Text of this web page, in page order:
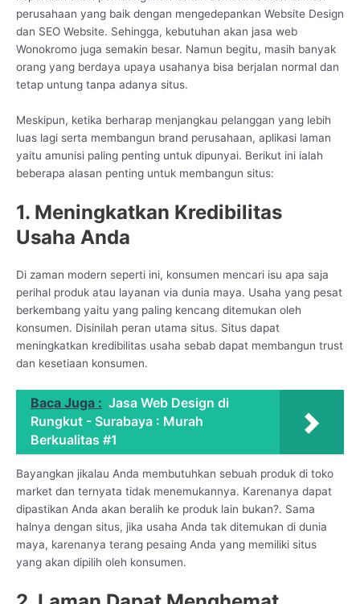
perusahaan yang baik dengan mengedepankan Website Design
dan SEO Website. Sehingga, kebutuhan akan jasa web
Wonokromo juga semakin besar. Namun begitu, masih banyak
orang yang berdaya upaya usahanya bisa berjalan normal dan
tetap untung tanpa adanya situs.
Meskipun, ketika berharap menjangkau pelanggan yang lebih
luas lagi serta membangun brand perusahaan, aplikasi laman
yaitu amunisi paling penting untuk dipunyai. Berikut ini ialah
beberapa alasan penting untuk membangun situs:
1. Meningkatkan Kredibilitas
Usaha Anda
Di zaman modern seperti ini, konsumen mencari isu apa saja
perihal produk atau layanan via dunia maya. Usaha yang pesat
berkembang yaitu yang paling kencang ditemukan oleh
konsumen. Disinilah peran utama situs. Situs dapat
meningkatkan kredibilitas usaha sebab dapat membangun trust
dan kesetiaan konsumen.
Baca Juga : Jasa Web Design di
Rungkut - Surabaya : Murah
Berkualitas #1
Bayangkan jikalau Anda membutuhkan sebuah produk di toko
market dan ternyata tidak menemukannya. Karenanya dapat
dipastikan Anda akan beralih ke produk lain bukan?. Sama
halnya dengan situs, jika usaha Anda tak ditemukan di dunia
maya, karenanya terang pesaing Anda yang memiliki situs
yang akan dipilih oleh konsumen.